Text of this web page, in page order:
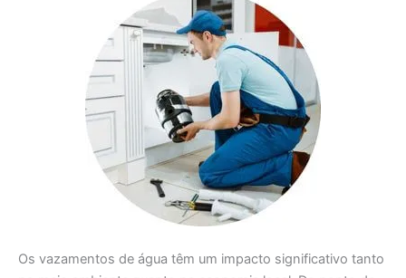
Os vazamentos de água têm um impacto significativo tanto